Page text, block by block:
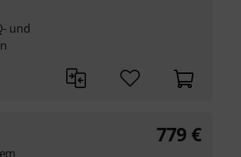
und
779 €